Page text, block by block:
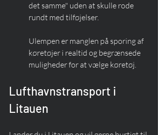
det samme" uden at skulle rode
rundt med tilføjelser.
Ulempen er manglen på sporing af
køretøjer i realtid og begrænsede
muligheder for at vælge køretøj.
Lufthavnstransport i
Litauen